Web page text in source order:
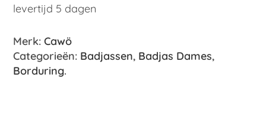
levertijd 5 dagen
Merk:Cawö
Categorieën: Badjassen, Badjas Dames,
Borduring.